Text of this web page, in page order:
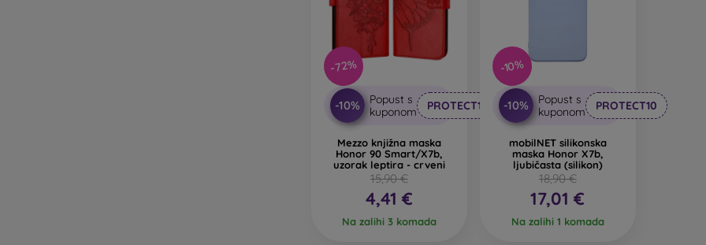
-72%
-10%
Popust s
kuponom
PROTECT10
Mezzo knjižna maska
Honor 90 Smart/X7b,
uzorak leptira - crveni
15,90 €
4,41 €
Na zalihi 3 komada
-10%
-10%
Popust s
kuponom
PROTECT10
mobilNET silikonska
maska Honor X7b,
ljubičasta (silikon)
18,90 €
17,01 €
Na zalihi 1 komada